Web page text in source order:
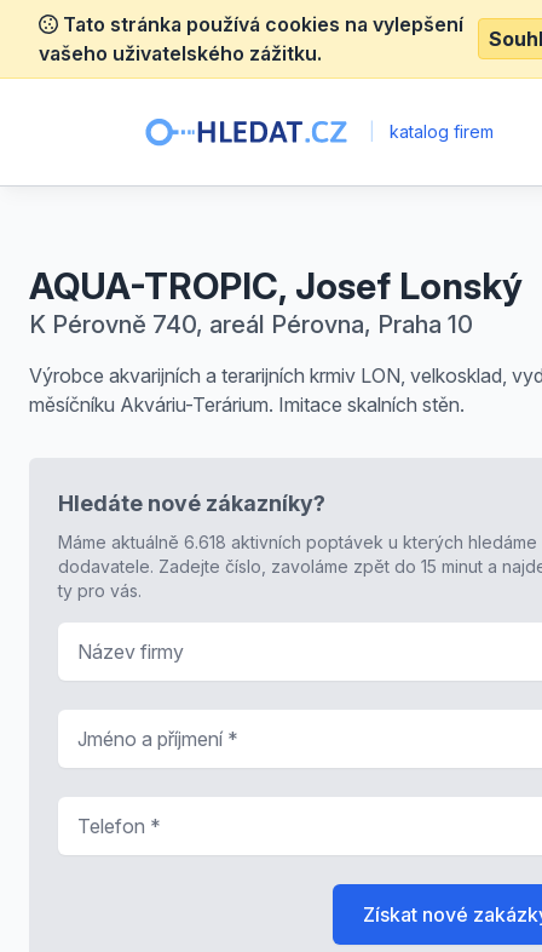
Tato stránka používá cookies na vylepšení
vašeho uživatelského zážitku.
katalog firem
AQUA-TROPIC, Josef Lonský
K Pérovně 740, areál Pérovna, Praha 10
Výrobce akvarijních a terarijních krmiv LON, velkosklad,
měsíčníku Akváriu-Terárium. Imitace skalních stěn.
Hledáte nové zákazníky?
Máme aktuálně 6.618 aktivních poptávek u kterých hledáme
dodavatele. Zadejte číslo, zavoláme zpět do 15 minut a
ty pro vás.
Získat nové